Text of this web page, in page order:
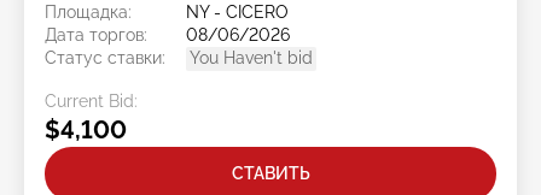
Площадка:
NY - CICERO
Дата торгов:
08/06/2026
Статус ставки:
You Haven't bid
Current Bid:
$4,100
СТАВИТЬ